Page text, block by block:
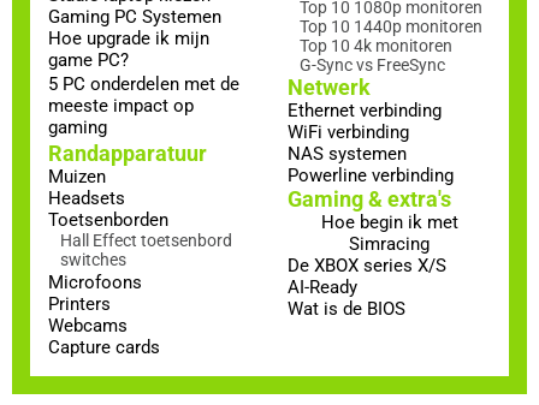
Gaming PC Systemen
Hoe upgrade ik mijn
game PC?
5 PC onderdelen met de
meeste impact op
gaming
Randapparatuur
Muizen
Headsets
Toetsenborden
Hall Effect toetsenbord
switches
Microfoons
Printers
Webcams
Capture cards
Top 10 1080p monitoren
Top 10 1440p monitoren
Top 10 4k monitoren
G-Sync vs FreeSync
Netwerk
Ethernet verbinding
WiFi verbinding
NAS systemen
Powerline verbinding
Gaming & extra's
Hoe begin ik met
Simracing
De XBOX series X/S
AI-Ready
Wat is de BIOS